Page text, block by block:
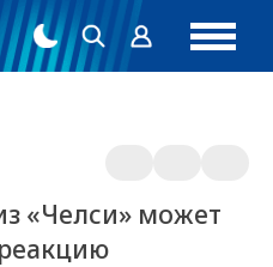
«Челси» может